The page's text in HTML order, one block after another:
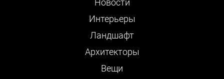
Новости
Интерьеры
Ландшафт
Архитекторы
Вещи